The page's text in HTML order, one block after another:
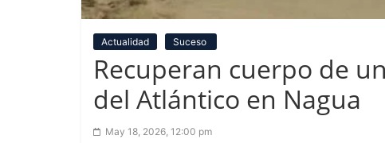
Actualidad Suceso
Recuperan cuerpo de
del Atlántico en Nagua
May 18, 2026, 12:00 pm